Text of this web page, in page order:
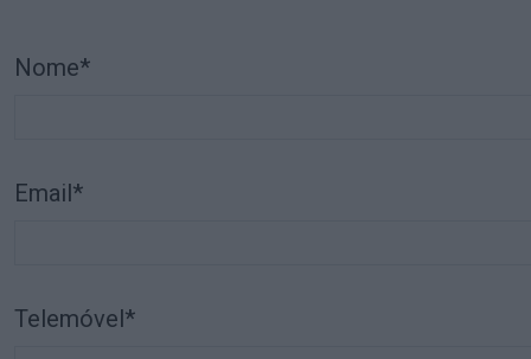
Nome*
Email*
Telemóvel*